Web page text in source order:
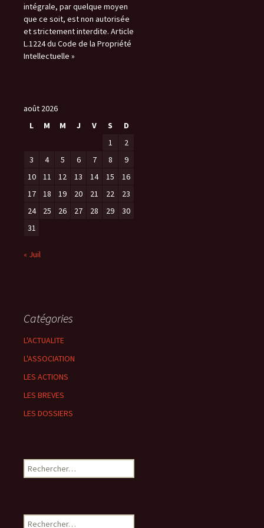
intégrale, par quelque moyen
que ce soit, est non autorisée
et strictement interdite. Article
L.1224 du Code de la Propriété
Intellectuelle »
août 2026
L
M M J V S
D
1
2
3
4 5 6 7 8
9
10
11 12 13 14 15
16
17
18 19 20 21 22
23
24
25 26 27 28 29
30
31
« Juil
Catégories
L'ACTUALITE
L'ASSOCIATION
LES ACTIONS
LES BREVES
LES DOSSIERS
Rechercher :
Rechercher :